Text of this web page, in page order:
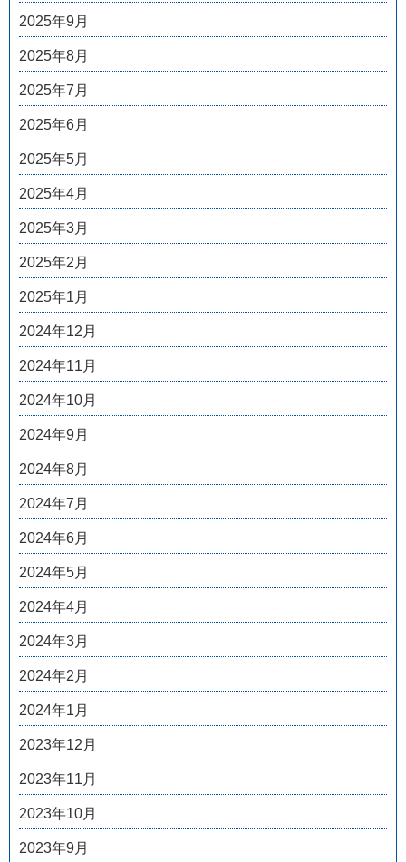
2025年9月
2025年8月
2025年7月
2025年6月
2025年5月
2025年4月
2025年3月
2025年2月
2025年1月
2024年12月
2024年11月
2024年10月
2024年9月
2024年8月
2024年7月
2024年6月
2024年5月
2024年4月
2024年3月
2024年2月
2024年1月
2023年12月
2023年11月
2023年10月
2023年9月